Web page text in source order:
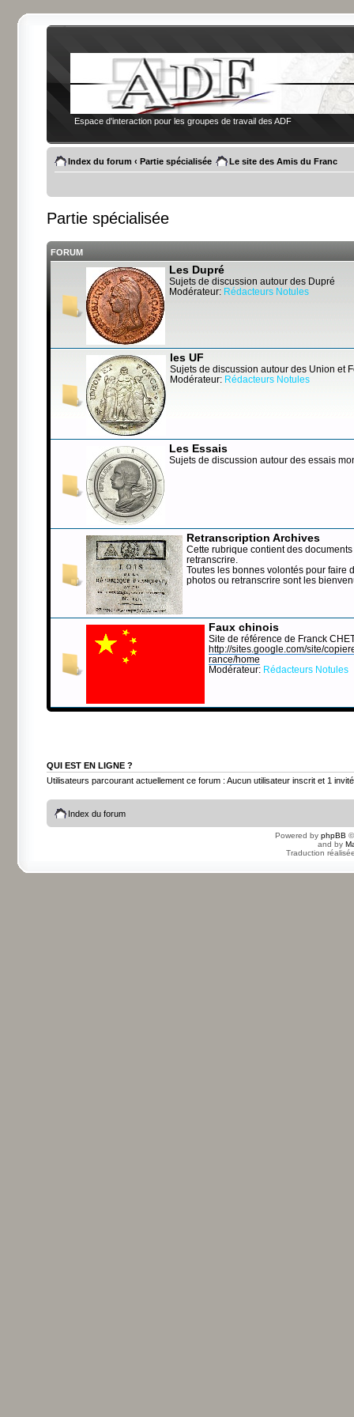
Espace d'interaction pour les groupes de travail des ADF
Index du forum ‹ Partie spécialisée Le site des Amis du Franc
Partie spécialisée
FORUM
Les Dupré
Sujets de discussion autour des Dupré
Modérateur: Rédacteurs Notules
les UF
Sujets de discussion autour des Union et
Modérateur: Rédacteurs Notules
Les Essais
Sujets de discussion autour des essais
Retranscription Archives
Cette rubrique contient des
retranscrire.
Toutes les bonnes volontés pour faire
photos ou retranscrire sont les
Faux chinois
Site de référence de Franck
http://sites.google.com/site/
rance/home
Modérateur: Rédacteurs Notules
QUI EST EN LIGNE ?
Utilisateurs parcourant actuellement ce forum : Aucun utilisateur inscrit et 1 invité
Index du forum
Powered by phpBB
and by
Traduction